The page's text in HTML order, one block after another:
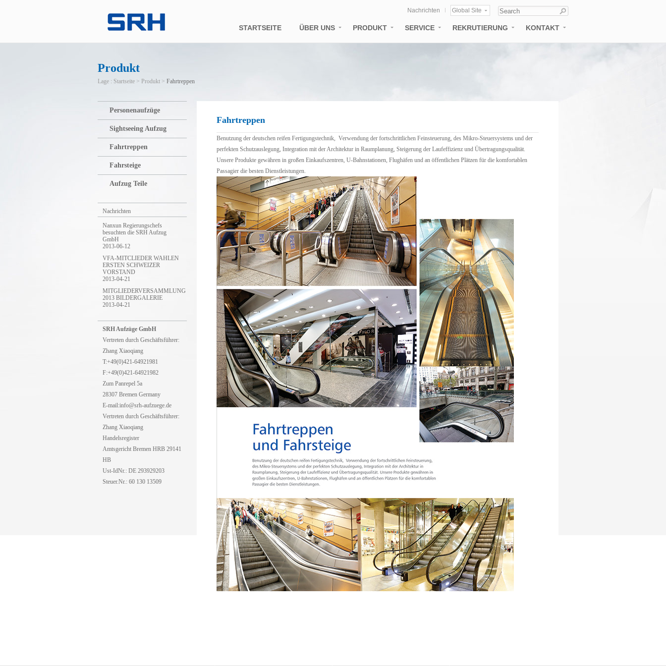
STARTSEITE ÜBER UNS PRODUKT SERVICE REKRUTIERUNG KONTAKT
Nachrichten Global Site
Produkt
Lage : Startseite > Produkt > Fahrtreppen
Personenaufzüge
Sightseeing Aufzug
Fahrtreppen
Fahrsteige
Aufzug Teile
Nachrichten
Nanxun Regierungschefs
besuchten die SRH Aufzug
GmbH
2013-06-12
VFA-MITCLIEDER WAHLEN
ERSTEN SCHWEIZER
VORSTAND
2013-04-21
MITGLIEDERVERSAMMLUNG
2013 BILDERGALERIE
2013-04-21
SRH Aufzüge GmbH
Vertreten durch Geschäftsführer:
Zhang Xiaoqiang
T:+49(0)421-64921981
F:+49(0)421-64921982
Zum Panrepel 5a
28307 Bremen Germany
E-mail:info@srh-aufzuege.de
Vertreten durch Geschäftsführer:
Zhang Xiaoqiang
Handelsregister
Amtsgericht Bremen HRB 29141
HB
Ust-IdNr.: DE 293929203
Steuer.Nr.: 60 130 13509
Fahrtreppen
Benutzung der deutschen reifen Fertigungstechnik, Verwendung der fortschrittlichen Feinsteuerung, des Mikro-Steuersystems und der
perfekten Schutzauslegung, Integration mit der Architektur in Raumplanung, Steigerung der Laufeffizienz und Übertragungsqualität.
Unsere Produkte gewähren in großen Einkaufszentren, U-Bahnstationen, Flughäfen und an öffentlichen Plätzen für die komfortablen
Passagier die besten Dienstleistungen.